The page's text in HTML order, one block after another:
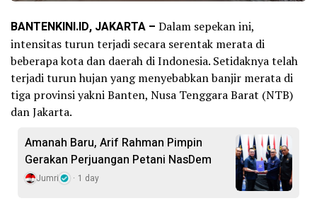
BANTENKINI.ID, JAKARTA – Dalam sepekan ini,
intensitas turun terjadi secara serentak merata di
beberapa kota dan daerah di Indonesia. Setidaknya telah
terjadi turun hujan yang menyebabkan banjir merata di
tiga provinsi yakni Banten, Nusa Tenggara Barat (NTB)
dan Jakarta.
Amanah Baru, Arif Rahman Pimpin
Gerakan Perjuangan Petani NasDem
Jumri 1 day